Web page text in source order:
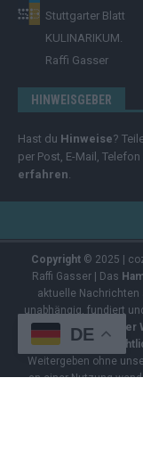
Stuttgarter Blatt
KULINARIKUM.
Raffi Gasser
HINWEISGEBER
Hast du Hinweise?
per Post, E-Mail,
erfahren.
Copyright© 2025 |
Raffi Gasser | Das
aktuelle Nachrichten
unabhängig, fundiert
Alle Inhalte auf
sind
Weitergeben ohne
an einer Nutzung
DE